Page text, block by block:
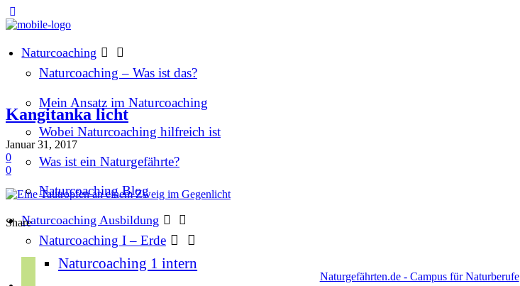
Naturcoaching
Naturcoaching – Was ist das?
Mein Ansatz im Naturcoaching
Wobei Naturcoaching hilfreich ist
Was ist ein Naturgefährte?
Naturcoaching Blog
Naturcoaching Ausbildung
Naturcoaching I – Erde
Naturcoaching 1 intern
Kangitanka licht
Januar 31, 2017
0
0
Share
Naturgefährten.de - Campus für Naturberufe